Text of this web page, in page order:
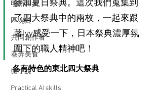
明新科大
區塊鏈
共同創作者
巷弄美食
微小說
Practical AI skills
參加夏日祭典。這次我們蒐集到
了四大祭典中的兩枚，一起來跟
著Ivy感受一下，日本祭典濃厚氛
圍下的職人精神吧！
各有特色的東北四大祭典